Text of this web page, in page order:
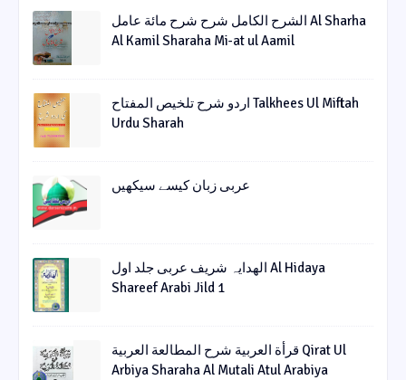
الشرح الکامل شرح شرح مائة عامل Al Sharha
Al Kamil Sharaha Mi-at ul Aamil
اردو شرح تلخیص المفتاح Talkhees Ul Miftah
Urdu Sharah
عربی زبان کیسے سیکھیں
الھدایہ شریف عربی جلد اول Al Hidaya
Shareef Arabi Jild 1
قرأة العربیة شرح المطالعة العربیة Qirat Ul
Arbiya Sharaha Al Mutali Atul Arabiya